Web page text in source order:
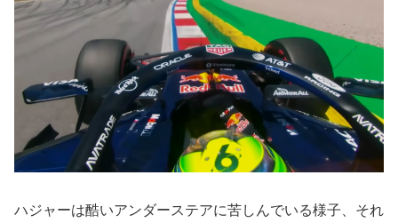
ハジャーは酷いアンダーステアに苦しんでいる様子、それ